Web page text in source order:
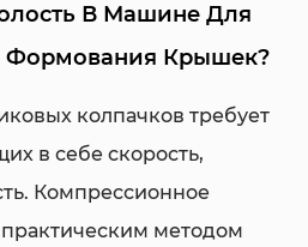
В Машине Для
Формования Крышек?
колпачков требует
в себе скорость,
Компрессионное
методом